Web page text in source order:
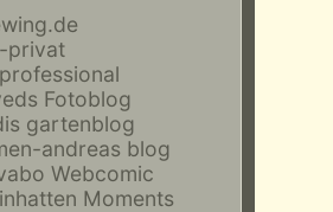
privat
Fotoblog
gartenblog
andreas blog
Webcomic
Moments